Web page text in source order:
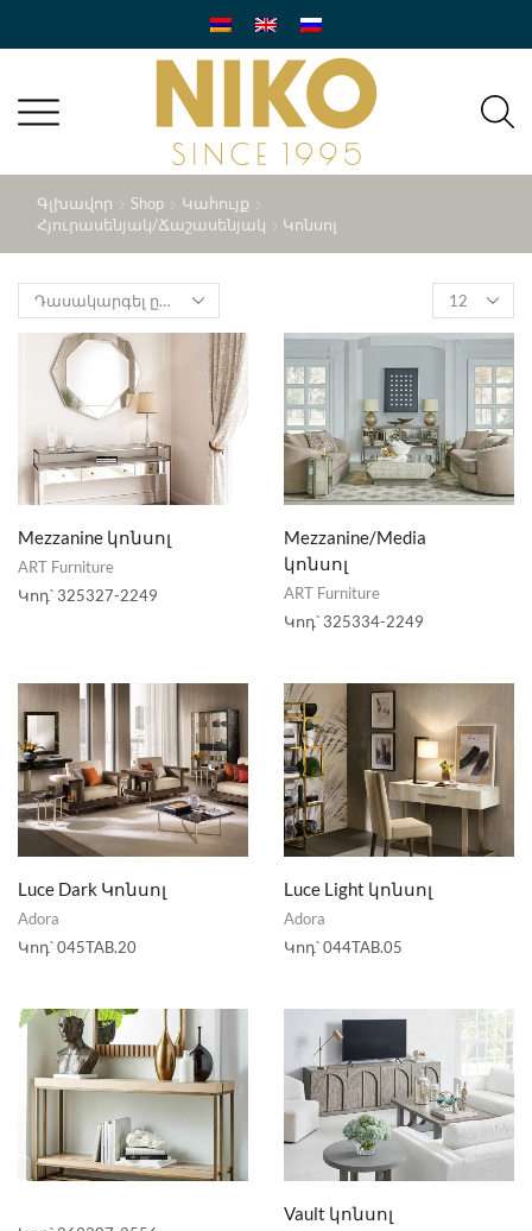
Գլխավոր Shop
Կահույք
Հյուրասենյակ/ճաշասենյակ
Կոնսոլ
Products
per
page
Mezzanine կոնսոլ
ART Furniture
Կոդ՝ 325327-2249
Mezzanine/Media
կոնսոլ
ART Furniture
Կոդ՝ 325334-2249
Luce Dark Կոնսոլ
Adora
Կոդ՝045TAB.20
Luce Light կոնսոլ
Adora
Կոդ՝044TAB.05
Vault կոնսոլ